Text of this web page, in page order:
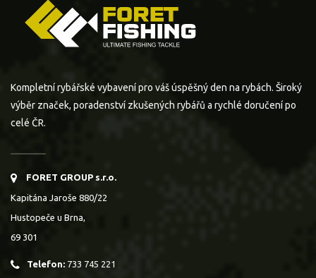
Kompletní rybářské vybavení pro váš úspěšný den na rybách. Široký
výběr značek, poradenství zkušených rybářů a rychlé doručení po
celé ČR.
FORET GROUP s.r.o.
Kapitána Jaroše 880/22
Hustopeče u Brna,
69 301
Telefon: 733 745 221